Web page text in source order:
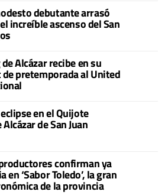
debutante arrasó
increíble ascenso del San
Alcázar recibe en su
pretemporada al United
en el Quijote
de San Juan
confirman ya
en ‘Sabor Toledo’, la gran
de la provincia